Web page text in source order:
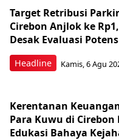
Headline
Target Retribusi
Cirebon Anjlok ke
Desak Evaluasi
Kamis, 6 Agu
Kerentanan
Para Kuwu di Cirebon
Edukasi Bahaya